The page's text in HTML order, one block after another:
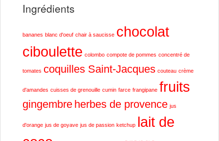
Ingrédients
bananes blanc d'oeuf chair à saucisse chocolat
ciboulette colombo compote de pommes concentré de
tomates coquilles Saint-Jacques couteau crème
d'amandes cuisses de grenouille cumin farce frangipane fruits
gingembre herbes de provence jus
d'orange jus de goyave jus de passion ketchup lait de